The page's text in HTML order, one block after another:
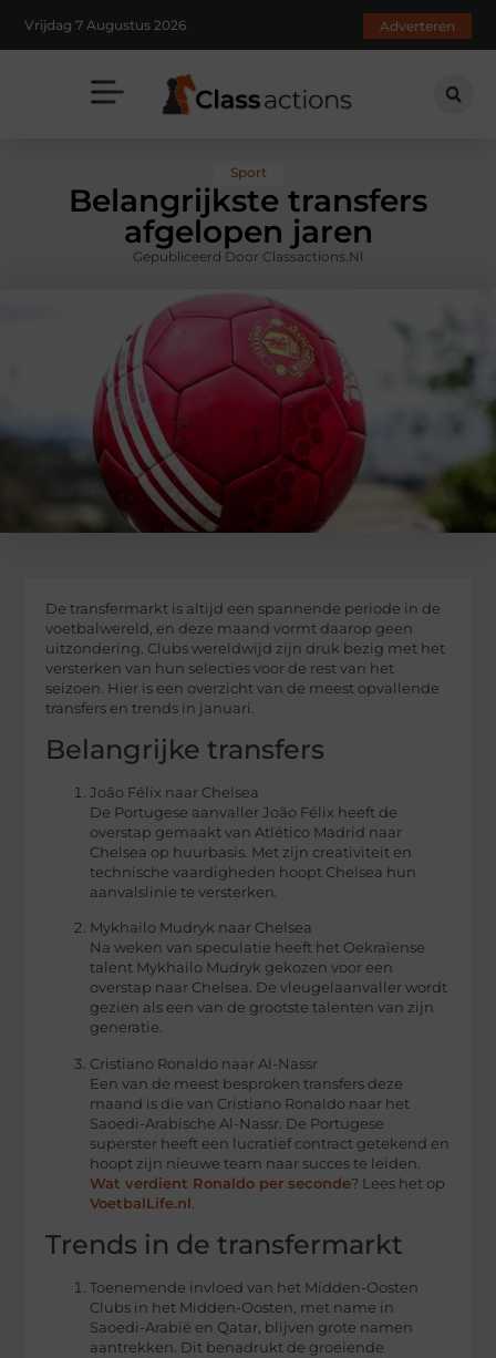
Vrijdag 7 Augustus 2026 Adverteren
Sport
Belangrijkste transfers
afgelopen jaren
Gepubliceerd Door Classactions.nl
De transfermarkt is altijd een spannende periode in de
voetbalwereld, en deze maand vormt daarop geen
uitzondering. Clubs wereldwijd zijn druk bezig met het
versterken van hun selecties voor de rest van het
seizoen. Hier is een overzicht van de meest opvallende
transfers en trends in januari.
Belangrijke transfers
João Félix naar Chelsea
De Portugese aanvaller João Félix heeft de
overstap gemaakt van Atlético Madrid naar
Chelsea op huurbasis. Met zijn creativiteit en
technische vaardigheden hoopt Chelsea hun
aanvalslinie te versterken.
Mykhailo Mudryk naar Chelsea
Na weken van speculatie heeft het Oekraïense
talent Mykhailo Mudryk gekozen voor een
overstap naar Chelsea. De vleugelaanvaller wordt
gezien als een van de grootste talenten van zijn
generatie.
Cristiano Ronaldo naar Al-Nassr
Een van de meest besproken transfers deze
maand is die van Cristiano Ronaldo naar het
Saoedi-Arabische Al-Nassr. De Portugese
superster heeft een lucratief contract getekend en
hoopt zijn nieuwe team naar succes te leiden.
Wat verdient Ronaldo per seconde? Lees het op
VoetbalLife.nl
Trends in de transfermarkt
Toenemende invloed van het Midden-Oosten
Clubs in het Midden-Oosten, met name in
Saoedi-Arabië en Qatar, blijven grote namen
aantrekken. Dit benadrukt de groeiende